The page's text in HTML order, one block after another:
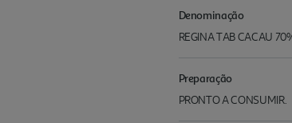
Denominação
REGINA TAB CACAU
Preparação
PRONTO A CONSUMIR.